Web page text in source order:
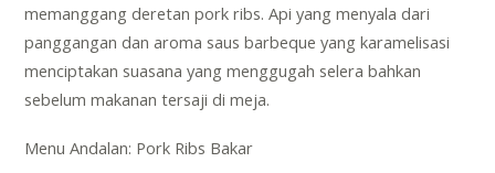
memanggang deretan pork ribs. Api yang menyala dari
panggangan dan aroma saus barbeque yang karamelisasi
menciptakan suasana yang menggugah selera bahkan
sebelum makanan tersaji di meja.
Menu Andalan: Pork Ribs Bakar